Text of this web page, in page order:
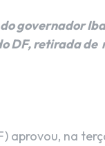
governador
DF, retirada
aprovou, na